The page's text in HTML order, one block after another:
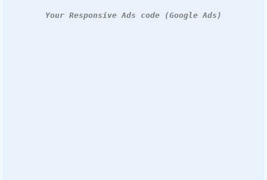
Your Responsive Ads code (Google Ads)